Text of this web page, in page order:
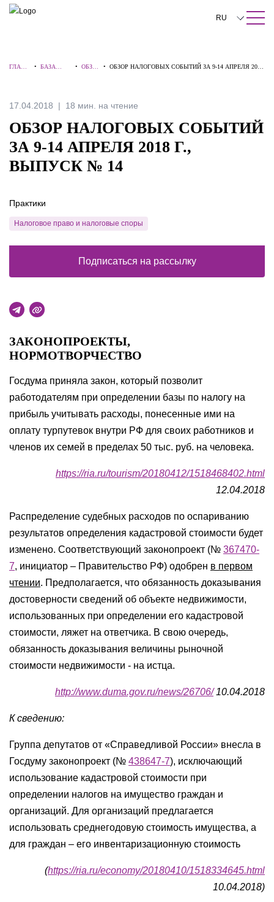
ПОИСК ПО САЙТУ Закрыть
RU
中文
ГЛАВН
•БАЗА
•ОБЗО
•ОБЗОР НАЛОГОВЫХ СОБЫТИЙ ЗА 9-14 АПРЕЛЯ 2018
17.04.2018 18 мин. на чтение
ОБЗОР НАЛОГОВЫХ СОБЫТИЙ
ЗА 9-14 АПРЕЛЯ 2018 Г.,
ВЫПУСК № 14
ЗАКОНОПРОЕКТЫ,
НОРМОТВОРЧЕСТВО
Госдума приняла закон, который позволит
работодателям при определении базы по налогу на
прибыль учитывать расходы, понесенные ими на
оплату турпутевок внутри РФ для своих работников и
членов их семей в пределах 50 тыс. руб. на человека.
https://ria.ru/tourism/20180412/1518468402.html
12.04.2018
Распределение судебных расходов по оспариванию
результатов определения кадастровой стоимости будет
изменено. Соответствующий законопроект (№ 367470-
7, инициатор – Правительство РФ) одобрен в первом
чтении. Предполагается, что обязанность доказывания
достоверности сведений об объекте недвижимости,
использованных при определении его кадастровой
стоимости, ляжет на ответчика. В свою очередь,
обязанность доказывания величины рыночной
стоимости недвижимости - на истца.
http://www.duma.gov.ru/news/26706/10.04.2018
К сведению:
Группа депутатов от «Справедливой России» внесла в
Госдуму законопроект (№ 438647-7), исключающий
использование кадастровой стоимости при
определении налогов на имущество граждан и
организаций. Для организаций предлагается
использовать среднегодовую стоимость имущества, а
для граждан – его инвентаризационную стоимость
(https://ria.ru/economy/20180410/1518334645.html
10.04.2018)
Практики
Налоговое право и налоговые споры
Подписаться на рассылку